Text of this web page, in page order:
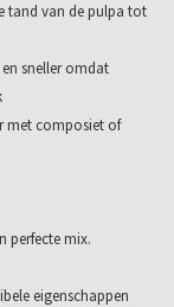
tand van de pulpa tot
sneller omdat
met composiet of
perfecte mix.
eigenschappen